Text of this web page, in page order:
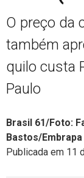
O preço da
também
quilo custa
Paulo
Brasil 61/Foto:
Bastos/Embrapa
Publicada em 11